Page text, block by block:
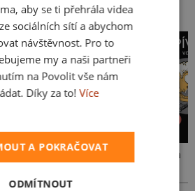
Pivo volá
aby se ti přehrála videa
sociálních sítí a abychom
návštěvnost. Pro to
my a naši partneři
na Povolit vše nám
Díky za to! Více
A POKRAČOVAT
ODMÍTNOUT